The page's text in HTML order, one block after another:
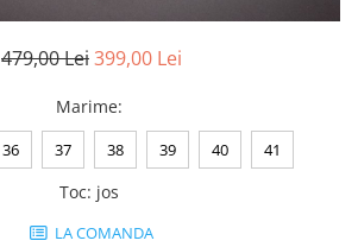
479,00 Lei399,00 Lei
Marime:
36 37 38 39 40 41
Toc: jos
LA COMANDA